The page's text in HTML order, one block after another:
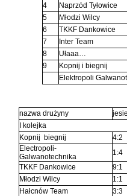
4
Naprzód Tyłowice
5
Młodzi Wilcy
6
TKKF Dankowice
7
Inter Team
8
Ułaaa…
9
Kopnij i biegnij
Elektropoli
nazwa drużyny
I kolejka
Kopnij biegnij
4:2
Electropoli-
Galwanotechnika
1:4
TKKF Dankowice
9:1
Młodzi Wilcy
1:1
Hałcnów Team
3:3